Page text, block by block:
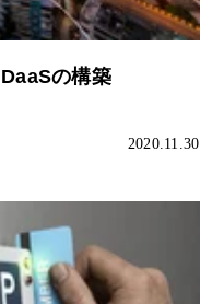
の構築
2020.11.30